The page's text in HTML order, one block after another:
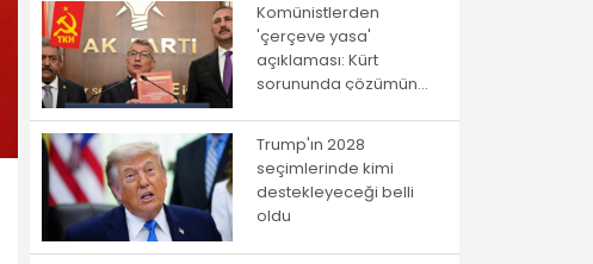
Komünistlerden
'çerçeve yasa'
açıklaması: Kürt
sorununda çözümün
geçmiyor!
Trump'ın 2028
seçimlerinde kimi
destekleyeceği belli
oldu